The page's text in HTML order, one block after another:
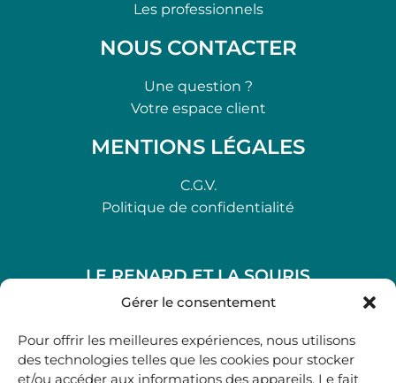
Gérer le consentement
Pour offrir les meilleures expériences, nous utilisons
des technologies telles que les cookies pour stocker
et/ou accéder aux informations des appareils. Le fait
Les professionnels
NOUS CONTACTER
Une question ?
Votre espace client
MENTIONS LÉGALES
C.G.V.
Politique de confidentialité
LE RENARD ET LA SOURIS
48, rue Maubec 33210 LANGON
05 40 41 37 18